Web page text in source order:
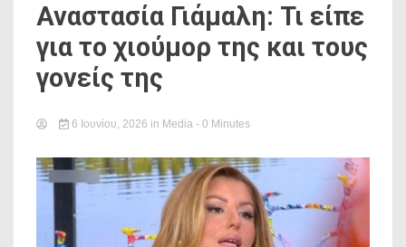
Αναστασία Γιάμαλη: Τι είπε
για το χιούμορ της και τους
γονείς της
6 Ιουνίου, 2026 in Media - 0 Minutes